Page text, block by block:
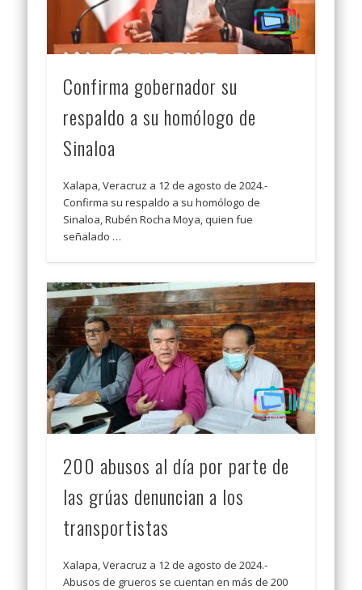
Confirma gobernador su
respaldo a su homólogo de
Sinaloa
Xalapa, Veracruz a 12 de agosto de 2024.-
Confirma su respaldo a su homólogo de
Sinaloa, Rubén Rocha Moya, quien fue
señalado …
200 abusos al día por parte de
las grúas denuncian a los
transportistas
Xalapa, Veracruz a 12 de agosto de 2024.-
Abusos de grueros se cuentan en más de 200